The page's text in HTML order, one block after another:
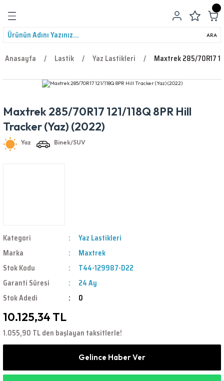
ARA
Anasayfa Lastik Yaz Lastikleri Maxtrek 285/70R17
Maxtrek 285/70R17 121/118Q 8PR Hill
Tracker (Yaz) (2022)
Kategori
Yaz Lastikleri
Marka
Maxtrek
Stok Kodu
T44-129987-D22
Garanti Süresi
24 Ay
Stok Adedi
0
10.125,34 TL
1.055,90 TL den başlayan taksitlerle!
Gelince Haber Ver